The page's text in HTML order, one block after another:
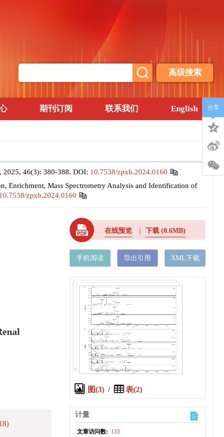
高级搜索
期刊订阅 联系我们 English
46(3): 380-388. DOI: 10.7538/zpxb.2024.0160
Enrichment, Mass Spectrometry Analysis and Identification of
10.7538/zpxb.2024.0160
在线预览 下载(0.6MB)
手机阅读 导出引用 XML下载
图(3) / 表(2)
计量
文章访问数: 133
分享